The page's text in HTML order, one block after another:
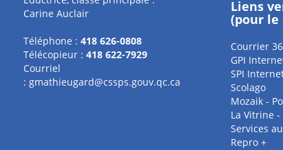
Carine Auclair
Téléphone : 418 626-0808
Télécopieur : 418 622-7929
Courriel
: gmathieugard@cssps.gouv.qc.ca
Liens
(pour le
Courrier
GPI
SPI
Scolago
Mozaik -
La Vitrine
Services
Repro +